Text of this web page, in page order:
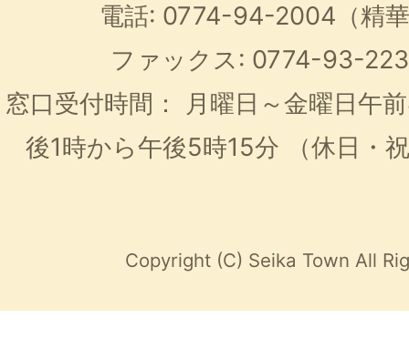
電話: 0774-94-2004（精
ファックス: 0774-93-
窓口受付時間：
月曜日～金曜日午
後1時から午後5時15分
（休日・
Copyright (C) Seika Town All